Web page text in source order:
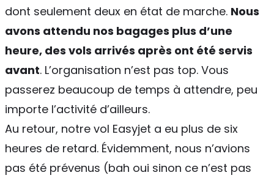
dont seulement deux en état de marche. Nous
avons attendu nos bagages plus d’une
heure, des vols arrivés après ont été servis
avant. L’organisation n’est pas top. Vous
passerez beaucoup de temps à attendre, peu
importe l’activité d’ailleurs.
Au retour, notre vol Easyjet a eu plus de six
heures de retard. Évidemment, nous n’avions
pas été prévenus (bah oui sinon ce n’est pas